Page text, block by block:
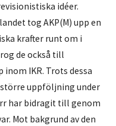
idéer.
tog AKP(M) upp en
krafter runt om i
de också till
IKR. Trots dessa
uppföljning under
har bidragit till genom
Mot bakgrund av den